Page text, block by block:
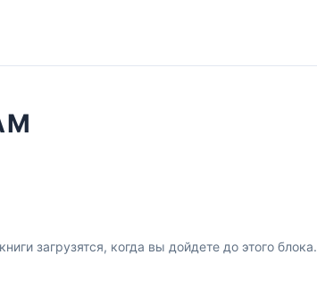
загрузятся, когда вы дойдете до этого блока.